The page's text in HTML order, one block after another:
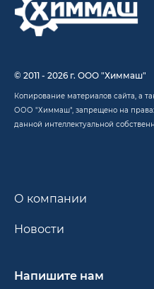
© 2011 - 2026 г. ООО "Химмаш"
Копирование материалов сайта, а
ООО "Химмаш", запрещено на
данной интеллектуальной
О компании
Новости
Напишите нам